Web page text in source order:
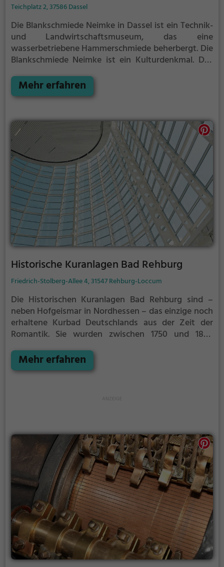
Teichplatz 2, 37586 Dassel
Die Blankschmiede Neimke in Dassel ist ein Technik-
und Landwirtschaftsmuseum, das eine
wasserbetriebene Hammerschmiede beherbergt. Die
Blankschmiede Neimke ist ein Kulturdenkmal. Das
zweigeschossigen mitteldeutschen
Querdielenhauses konstruiert. Es wird vom
Mehr erfahren
Historische Kuranlagen Bad Rehburg
Friedrich-Stolberg-Allee 4, 31547 Rehburg-Loccum
Die Historischen Kuranlagen Bad Rehburg sind –
neben Hofgeismar in Nordhessen – das einzige noch
erhaltene Kurbad Deutschlands aus der Zeit der
Romantik. Sie wurden zwischen 1750 und 1850
die heilende Wirkung der dortigen Quellen erstmals
urkundlich erwähnt wurden. Das Bad wurde als
Mehr erfahren